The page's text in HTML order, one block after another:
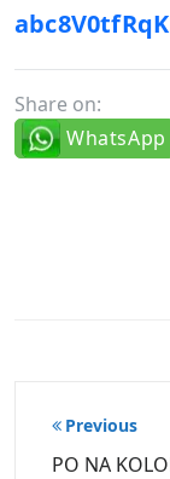
Share on:
WhatsApp
Post
navigation
Previous
PO NA